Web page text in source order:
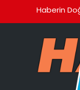
Haberin